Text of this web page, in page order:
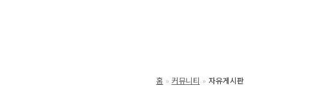
홈 커뮤니티 자유게시판